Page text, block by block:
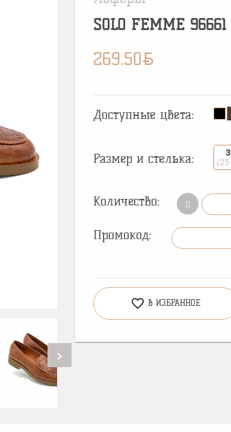
chevron_right
SOLO FEMME 96661
269.50BYN
Доступные цвета:
Размер и стелька:
(25
Количество:
Промокод:
favorite_border В ИЗБРАННОЕ